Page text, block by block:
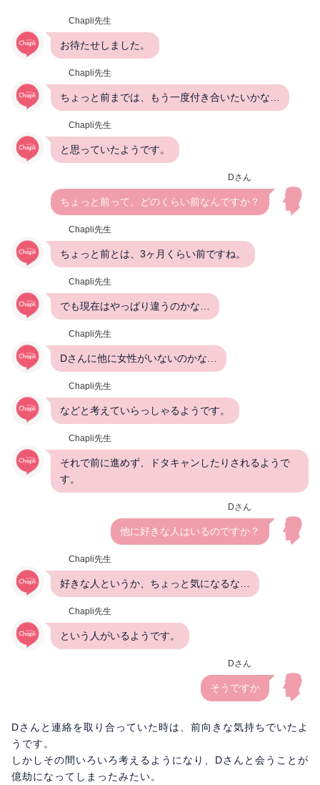
Chapli先生
お待たせしました。
Chapli先生
ちょっと前までは、もう一度付き合いたいかな…
Chapli先生
と思っていたようです。
Dさん
ちょっと前って、どのくらい前なんですか？
Chapli先生
ちょっと前とは、3ヶ月くらい前ですね。
Chapli先生
でも現在はやっぱり違うのかな…
Chapli先生
Dさんに他に女性がいないのかな…
Chapli先生
などと考えていらっしゃるようです。
Chapli先生
それで前に進めず、ドタキャンしたりされるようで
す。
Dさん
他に好きな人はいるのですか？
Chapli先生
好きな人というか、ちょっと気になるな…
Chapli先生
という人がいるようです。
Dさん
そうですか
Dさんと連絡を取り合っていた時は、前向きな気持ちでいたよ
うです。
しかしその間いろいろ考えるようになり、Dさんと会うことが
億劫になってしまったみたい。